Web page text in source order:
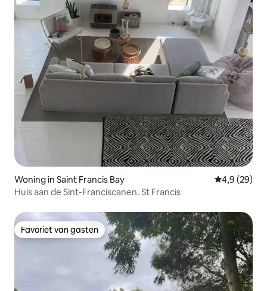
Woning in Saint Francis Bay Gemiddelde
4,9 (29)
Huis aan de Sint-Franciscanen. St Francis
Favoriet van gasten
Favoriet van gasten